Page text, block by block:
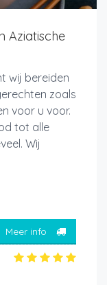
Aziatische
wij bereiden
zoals
voor u voor.
tot alle
Wij
Meer info